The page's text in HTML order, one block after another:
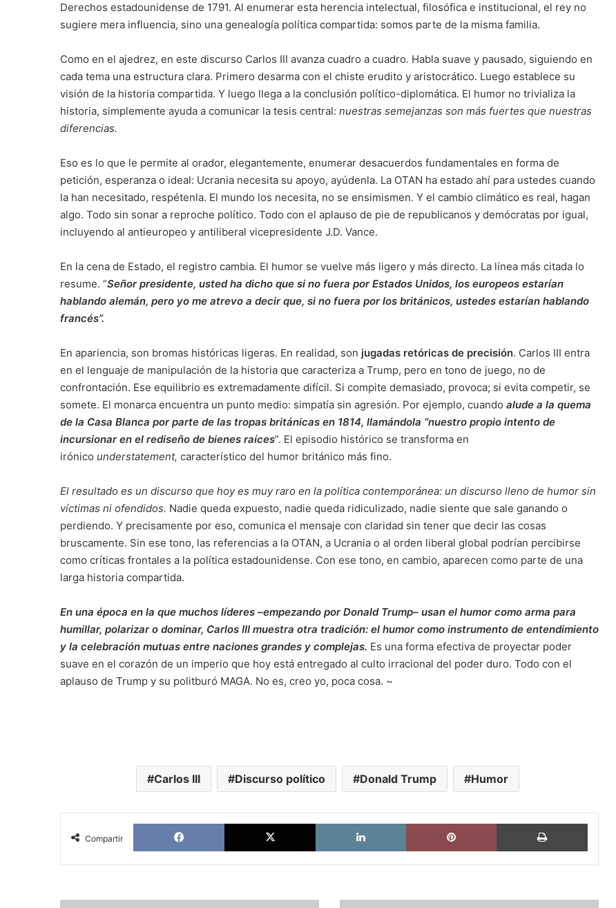
Derechos estadounidense de 1791. Al enumerar esta herencia intelectual, filosófica e institucional, el rey no
sugiere mera influencia, sino una genealogía política compartida: somos parte de la misma familia.
Como en el ajedrez, en este discurso Carlos III avanza cuadro a cuadro. Habla suave y pausado, siguiendo en
cada tema una estructura clara. Primero desarma con el chiste erudito y aristocrático. Luego establece su
visión de la historia compartida. Y luego llega a la conclusión político-diplomática. El humor no trivializa la
historia, simplemente ayuda a comunicar la tesis central: nuestras semejanzas son más fuertes que nuestras
diferencias.
Eso es lo que le permite al orador, elegantemente, enumerar desacuerdos fundamentales en forma de
petición, esperanza o ideal: Ucrania necesita su apoyo, ayúdenla. La OTAN ha estado ahí para ustedes cuando
la han necesitado, respétenla. El mundo los necesita, no se ensimismen. Y el cambio climático es real, hagan
algo. Todo sin sonar a reproche político. Todo con el aplauso de pie de republicanos y demócratas por igual,
incluyendo al antieuropeo y antiliberal vicepresidente J.D. Vance.
En la cena de Estado, el registro cambia. El humor se vuelve más ligero y más directo. La línea más citada lo
resume. “Señor presidente, usted ha dicho que si no fuera por Estados Unidos, los europeos estarían
hablando alemán, pero yo me atrevo a decir que, si no fuera por los británicos, ustedes estarían hablando
francés”.
En apariencia, son bromas históricas ligeras. En realidad, son jugadas retóricas de precisión. Carlos III entra
en el lenguaje de manipulación de la historia que caracteriza a Trump, pero en tono de juego, no de
confrontación. Ese equilibrio es extremadamente difícil. Si compite demasiado, provoca; si evita competir, se
somete. El monarca encuentra un punto medio: simpatía sin agresión. Por ejemplo, cuando alude a la quema
de la Casa Blanca por parte de las tropas británicas en 1814, llamándola “nuestro propio intento de
incursionar en el rediseño de bienes raíces”. El episodio histórico se transforma en
irónico understatement, característico del humor británico más fino.
El resultado es un discurso que hoy es muy raro en la política contemporánea: un discurso lleno de humor sin
víctimas ni ofendidos. Nadie queda expuesto, nadie queda ridiculizado, nadie siente que sale ganando o
perdiendo. Y precisamente por eso, comunica el mensaje con claridad sin tener que decir las cosas
bruscamente. Sin ese tono, las referencias a la OTAN, a Ucrania o al orden liberal global podrían percibirse
como críticas frontales a la política estadounidense. Con ese tono, en cambio, aparecen como parte de una
larga historia compartida.
En una época en la que muchos líderes –empezando por Donald Trump– usan el humor como arma para
humillar, polarizar o dominar, Carlos III muestra otra tradición: el humor como instrumento de entendimiento
y la celebración mutuas entre naciones grandes y complejas. Es una forma efectiva de proyectar poder
suave en el corazón de un imperio que hoy está entregado al culto irracional del poder duro. Todo con el
aplauso de Trump y su politburó MAGA. No es, creo yo, poca cosa. ~
Carlos III Discurso político Donald Trump Humor
Compartir
Facebook X LinkedIn Pinterest Imprimir